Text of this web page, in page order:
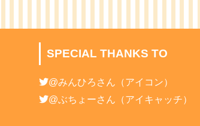
SPECIAL THANKS TO
@みんひろ さん（アイコン）
@ぶちょーさん（アイキャッチ）